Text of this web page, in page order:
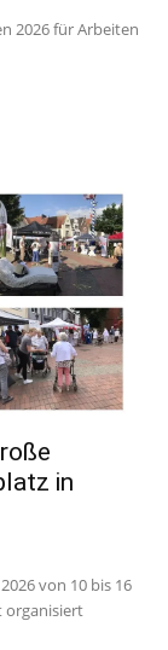
2026 für Arbeiten
in
von 10 bis 16
organisiert